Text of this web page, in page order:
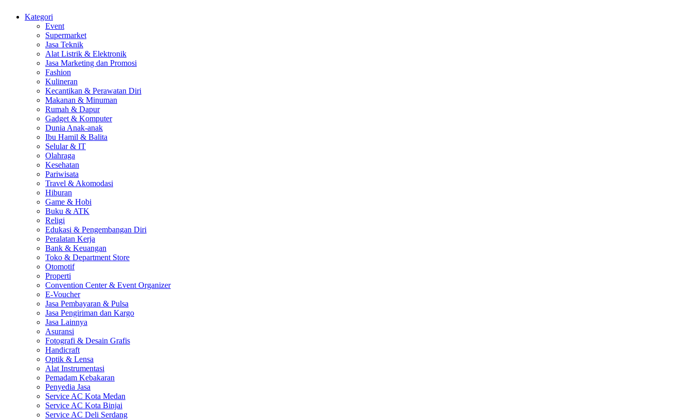
Kategori
Event
Supermarket
Jasa Teknik
Alat Listrik & Elektronik
Jasa Marketing dan Promosi
Fashion
Kulineran
Kecantikan & Perawatan Diri
Makanan & Minuman
Rumah & Dapur
Gadget & Komputer
Dunia Anak-anak
Ibu Hamil & Balita
Selular & IT
Olahraga
Kesehatan
Pariwisata
Travel & Akomodasi
Hiburan
Game & Hobi
Buku & ATK
Religi
Edukasi & Pengembangan Diri
Peralatan Kerja
Bank & Keuangan
Toko & Department Store
Otomotif
Properti
Convention Center & Event Organizer
E-Voucher
Jasa Pembayaran & Pulsa
Jasa Pengiriman dan Kargo
Jasa Lainnya
Asuransi
Fotografi & Desain Grafis
Handicraft
Optik & Lensa
Alat Instrumentasi
Pemadam Kebakaran
Penyedia Jasa
Service AC Kota Medan
Service AC Kota Binjai
Service AC Deli Serdang